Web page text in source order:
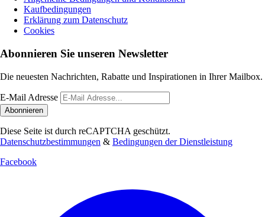
Kaufbedingungen
Erklärung zum Datenschutz
Cookies
Abonnieren Sie unseren Newsletter
Die neuesten Nachrichten, Rabatte und Inspirationen in Ihrer Mailbox.
E-Mail Adresse
Abonnieren
Diese Seite ist durch reCAPTCHA geschützt.
Datenschutzbestimmungen & Bedingungen der Dienstleistung
Facebook